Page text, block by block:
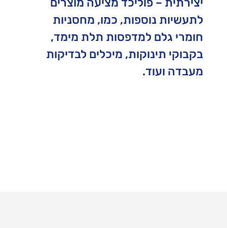
לתעשיות נוספות, כמו, מחסניות
חומרי גלם למדפסות תלת מימד,
בקבוקי תינוקות, מיכלים לבדיקות
מעבדה ועוד.